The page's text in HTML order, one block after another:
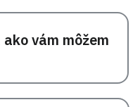
ako vám môžem